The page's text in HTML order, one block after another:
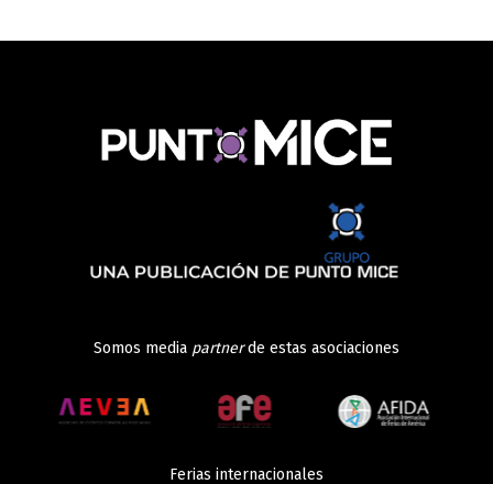
Somos media partnerde estas asociaciones
Ferias internacionales